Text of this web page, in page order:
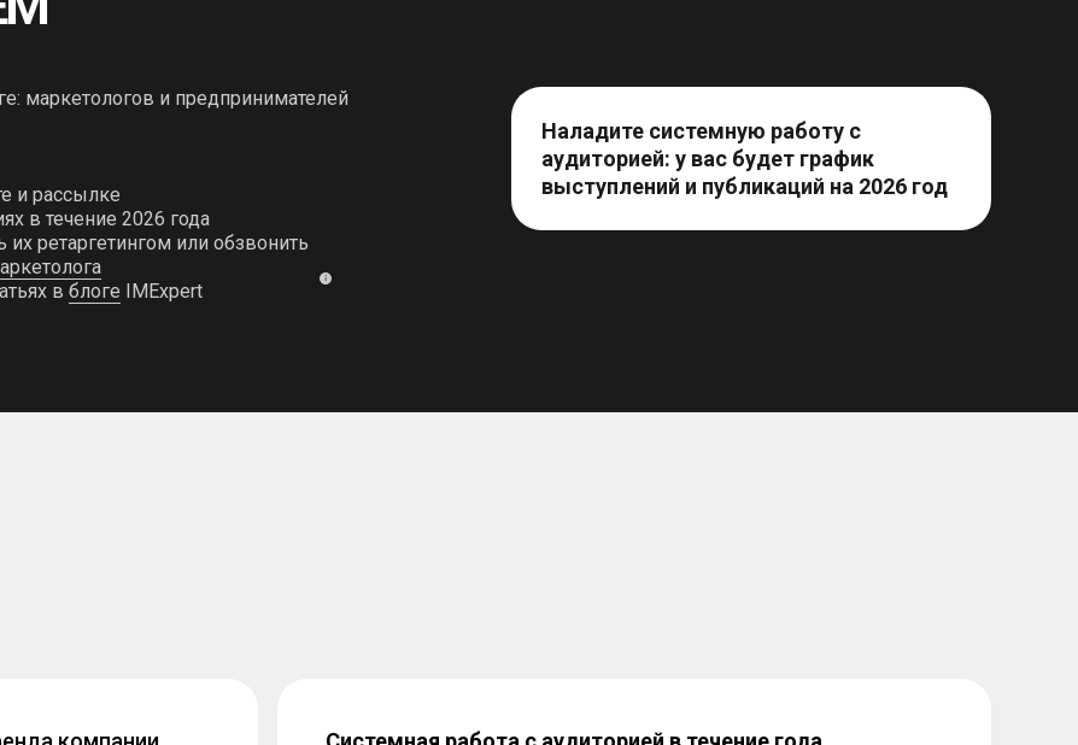
маркетологов и предпринимателей
и рассылке
в течение 2026 года
их ретаргетингом или обзвонить
в блоге IMExpert
Наладите системную работу с
аудиторией: у вас будет график
выступлений и публикаций на 2026 год